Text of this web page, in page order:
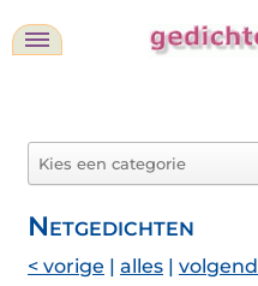
Netgedichten
< vorige | alles |